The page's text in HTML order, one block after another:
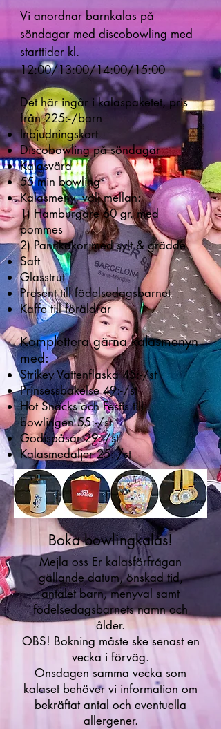
Vi anordnar barnkalas på
söndagar med discobowling med
starttider kl.
12:00/13:00/14:00/15:00
Det här ingår i kalaspaketet, pris
från 225:-/barn
Inbjudningskort
Discobowling på söndagar
Kalasvärd
55 min bowling
Kalasmeny, välj mellan:
1) Hamburgare 60 gr. med
pommes
2) Pannkakor med sylt & grädde
Saft
Glasstrut
Present till födelsedagsbarnet
Kaffe till föräldrar
Komplettera gärna kalasmenyn
med:
Strikey Vattenflaska 45:-/st
Prinsessbakelse 49:-/st
Hot Snacks och Festis till
bowlingen 55:-/st
Godispåsar 29:-/st
Kalasmedaljer 25:-/st
Boka bowlingkalas!
Mejla oss Er kalasförfrågan
gällande datum, önskad tid,
antalet barn, menyval samt
födelsedagsbarnets namn och
ålder.
OBS! Bokning måste ske senast en
vecka i förväg.
Onsdagen samma vecka som
kalaset behöver vi information om
bekräftat antal och eventuella
allergener.